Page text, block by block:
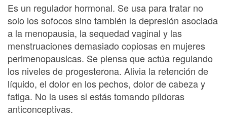
Es un regulador hormonal. Se usa para tratar no
solo los sofocos sino también la depresión asociada
a la menopausia, la sequedad vaginal y las
menstruaciones demasiado copiosas en mujeres
perimenopausicas. Se piensa que actúa regulando
los niveles de progesterona. Alivia la retención de
líquido, el dolor en los pechos, dolor de cabeza y
fatiga. No la uses si estás tomando píldoras
anticonceptivas.